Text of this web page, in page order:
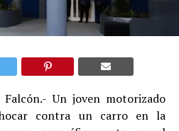
Un joven motorizado
contra un carro en la